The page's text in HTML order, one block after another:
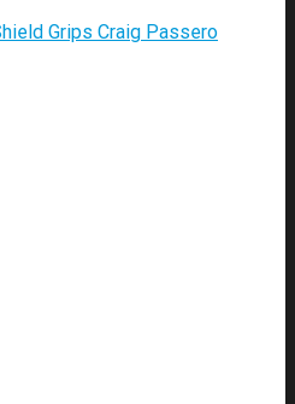
Grips Craig Passero